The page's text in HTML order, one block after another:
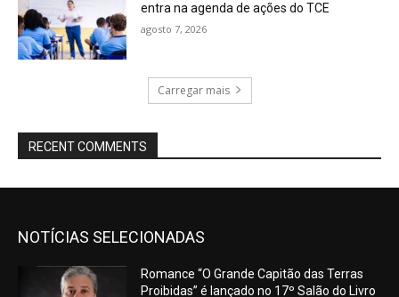
entra na agenda de ações do TCE
agosto 7, 2026
Carregar mais
RECENT COMMENTS
NOTÍCIAS SELECIONADAS
Romance “O Grande Capitão das Terras
Proibidas” é lançado no 17º Salão do Livro